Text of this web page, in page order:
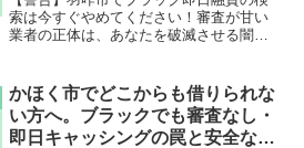
索は今すぐやめてください！審査が甘い
業者の正体は、あなたを破滅させる闇金
市で違法業者を避け、借金地獄から抜け
出した方々の実体験と確実な解決策を完
全公開。
かほく市でどこからも借りられな
い方へ。ブラックでも審査なし・
即日キャッシングの罠と安全な解